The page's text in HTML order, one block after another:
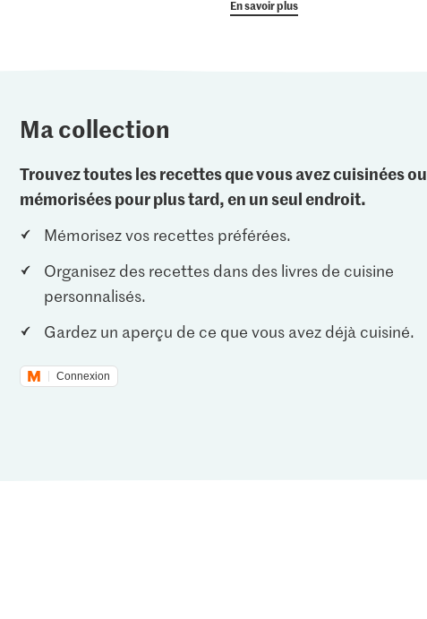
En savoir plus
Ma collection
Trouvez toutes les recettes que vous avez cuisinées ou
mémorisées pour plus tard, en un seul endroit.
Mémorisez vos recettes préférées.
Organisez des recettes dans des livres de cuisine
personnalisés.
Gardez un aperçu de ce que vous avez déjà cuisiné.
Connexion